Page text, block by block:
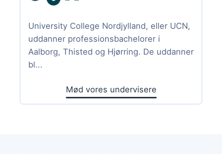
University College Nordjylland, eller UCN,
uddanner professionsbachelorer i
Aalborg, Thisted og Hjørring. De uddanner
bl...
Mød vores undervisere